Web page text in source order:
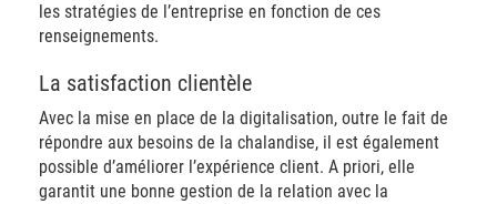
les stratégies de l’entreprise en fonction de ces
renseignements.
La satisfaction clientèle
Avec la mise en place de la digitalisation, outre le fait de
répondre aux besoins de la chalandise, il est également
possible d’améliorer l’expérience client. A priori, elle
garantit une bonne gestion de la relation avec la